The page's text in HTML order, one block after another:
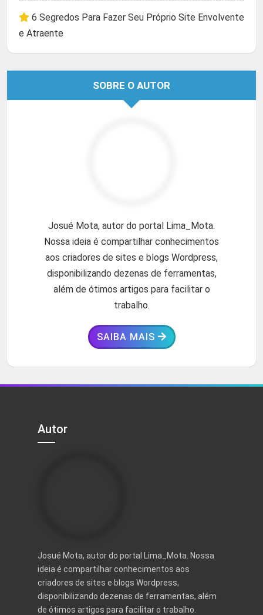
6 Segredos Para Fazer Seu Próprio Site Envolvente
e Atraente
SOBRE O AUTOR
Josué Mota, autor do portal Lima_Mota.
Nossa ideia é compartilhar conhecimentos
aos criadores de sites e blogs Wordpress,
disponibilizando dezenas de ferramentas,
além de ótimos artigos para facilitar o
trabalho.
SAIBA MAIS
Autor
Josué Mota, autor do portal Lima_Mota. Nossa
ideia é compartilhar conhecimentos aos
criadores de sites e blogs Wordpress,
disponibilizando dezenas de ferramentas, além
de ótimos artigos para facilitar o trabalho.